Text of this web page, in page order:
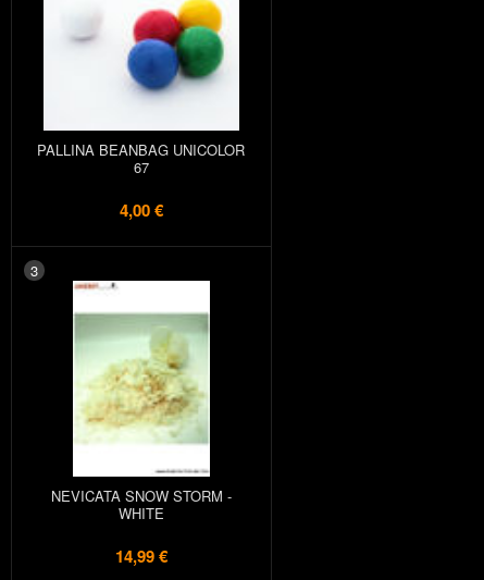
PALLINA BEANBAG UNICOLOR
67
4,00 €
3
NEVICATA SNOW STORM -
WHITE
14,99 €